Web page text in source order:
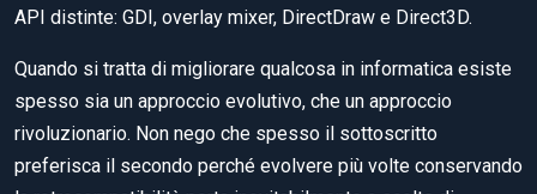
API distinte: GDI, overlay mixer, DirectDraw e Direct3D.
Quando si tratta di migliorare qualcosa in informatica esiste
spesso sia un approccio evolutivo, che un approccio
rivoluzionario. Non nego che spesso il sottoscritto
preferisca il secondo perché evolvere più volte conservando